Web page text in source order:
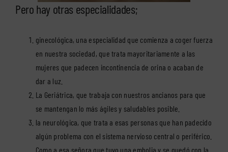
Pero hay otras especialidades;
ginecológica, una especialidad que comienza a coger fuerza
en nuestra sociedad, que trata mayoritariamente a las
mujeres que padecen incontinencia de orina o acaban de
dar a luz.
La Geriátrica, que trabaja con nuestros ancianos para que
se mantengan lo más ágiles y saludables posible.
la neurológica, que trata a esas personas que han padecido
algún problema con el sistema nervioso central o periférico.
Como a esa señora que tuvo una embolia y se quedó con la